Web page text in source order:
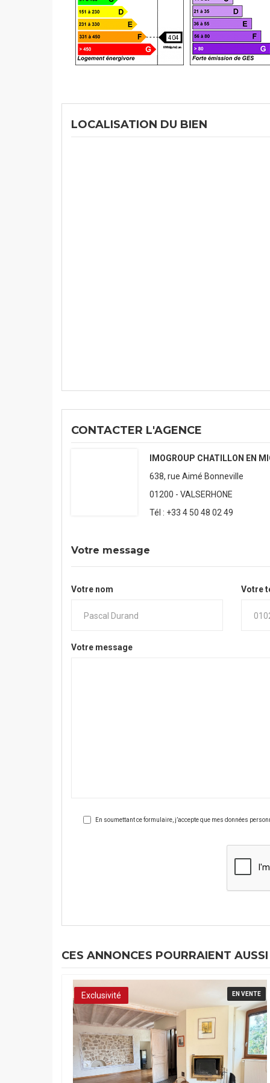
404
LOCALISATION DU BIEN
CONTACTER L'AGENCE
IMOGROUP CHATILLON EN
638, rue Aimé Bonneville
01200 - VALSERHONE
Tél : +33 4 50 48 02 49
Votre message
Votre nom Votre
Votre message
En soumettant ce formulaire, j’accepte que mes données
CES ANNONCES POURRAIENT
Exclusivité EN VENTE